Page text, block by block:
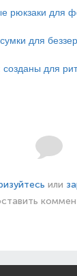
рюкзаки для
для
для
или